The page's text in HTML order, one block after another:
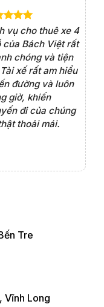
đầu thuê xe 16
tại Bách Việt, tôi
lòng với chất
xe và sự
nghiệp của
Dịch vụ tận
chu đáo, sẽ tiếp
dụng trong
Tre
Vĩnh Long